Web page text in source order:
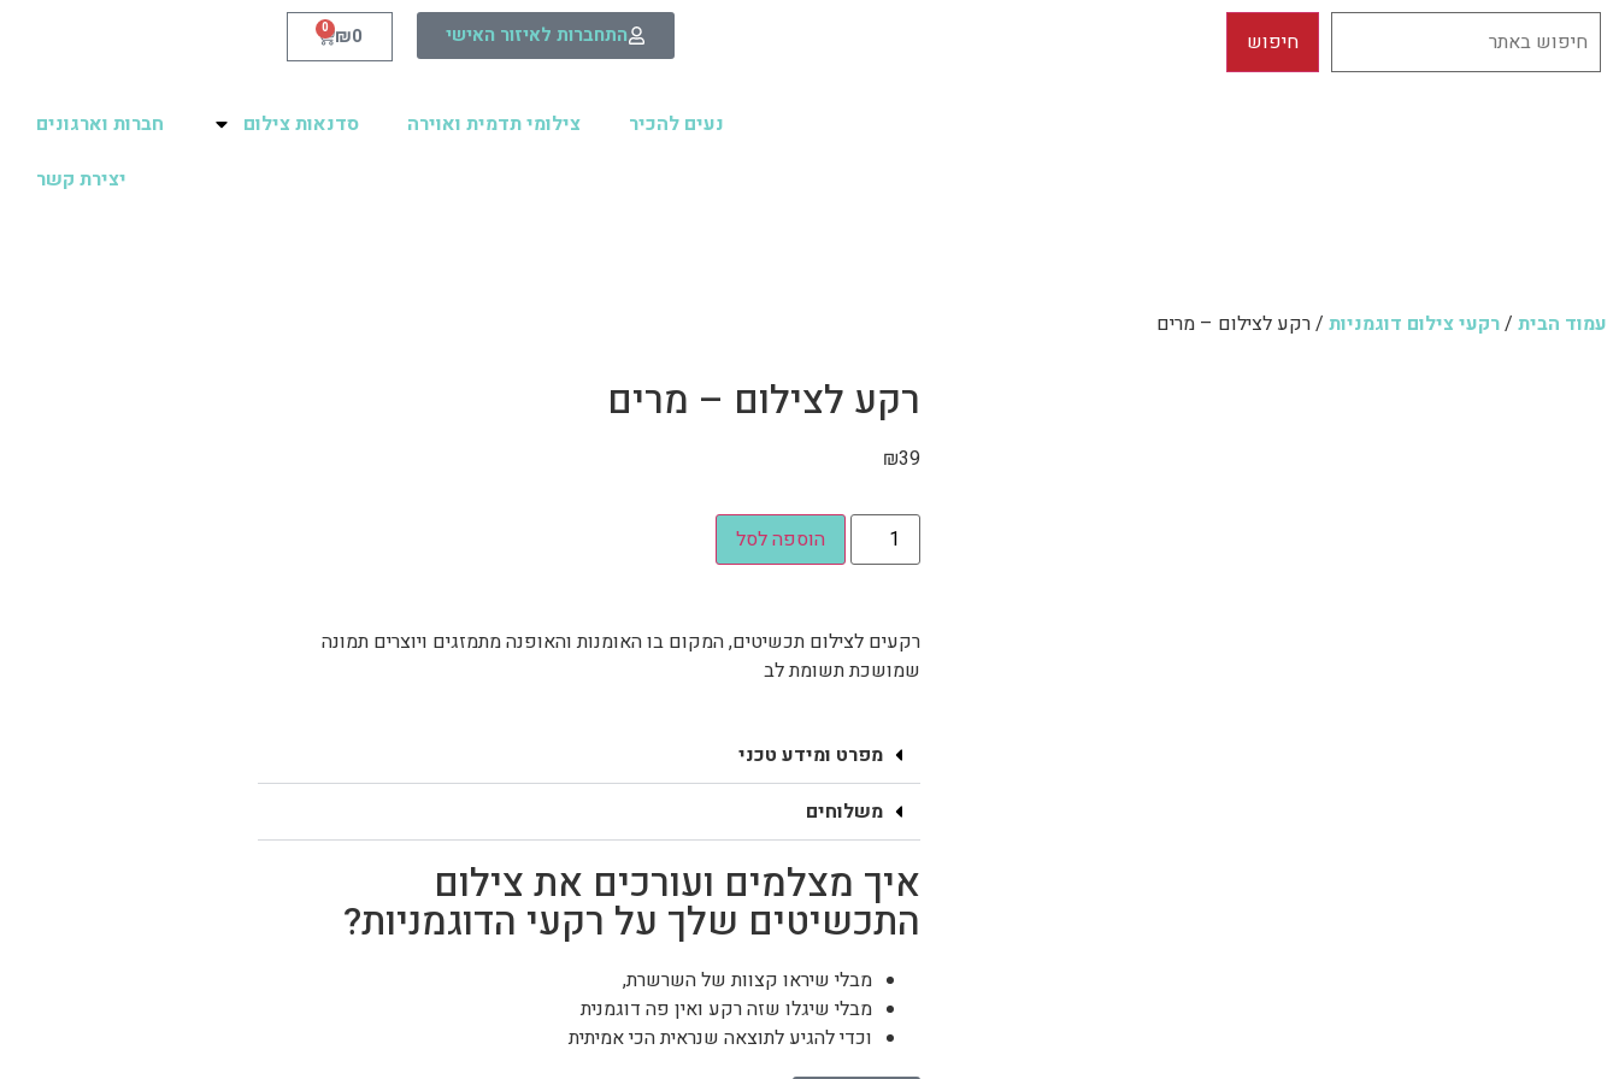
התחברות לאיזור האישי ₪0
0
נעים להכיר צילומי תדמית ואוירה סדנאות צילום
חברות וארגונים
יצירת קשר
עמוד הבית /רקעי צילום דוגמניות / רקע לצילום – מרים
רקע לצילום – מרים
₪39
הוספה לסל
רקעים לצילום תכשיטים, המקום בו האומנות והאופנה מתמזגים ויוצרים תמונה
שמושכת תשומת לב
מפרט ומידע טכני
משלוחים
איך מצלמים ועורכים את צילום
התכשיטים שלך על רקעי הדוגמניות?
מבלי שיראו קצוות של השרשרת,
מבלי שיגלו שזה רקע ואין פה דוגמנית
וכדי להגיע לתוצאה שנראית הכי אמיתית